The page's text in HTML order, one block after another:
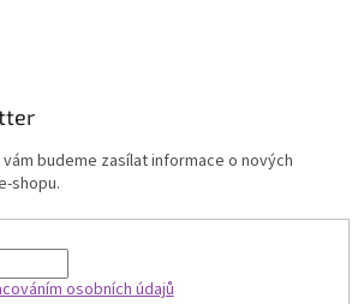
budeme zasílat informace o nových
shopu.
osobních údajů